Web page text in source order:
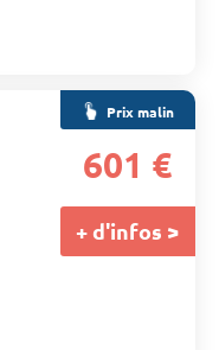
Prix malin
601 €
+ d'infos >